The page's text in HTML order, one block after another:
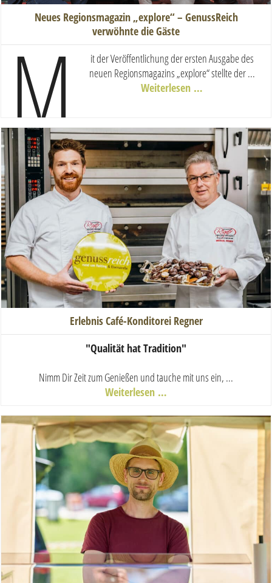
Neues Regionsmagazin „explore“ – GenussReich
verwöhnte die Gäste
M
it der Veröffentlichung der ersten Ausgabe des
neuen Regionsmagazins „explore“ stellte der ...
Weiterlesen …
Erlebnis Café-Konditorei Regner
"Qualität hat Tradition"
Nimm Dir Zeit zum Genießen und tauche mit uns ein, ...
Weiterlesen …